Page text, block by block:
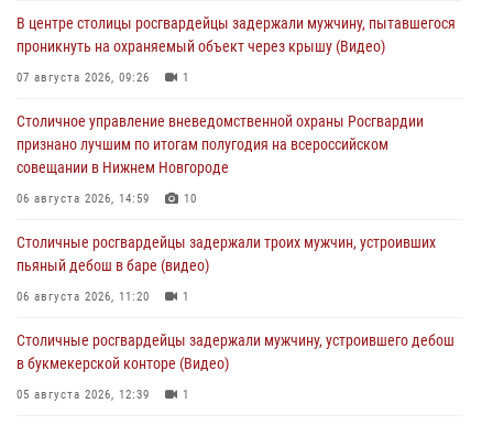
В центре столицы росгвардейцы задержали мужчину, пытавшегося
проникнуть на охраняемый объект через крышу (Видео)
07 августа 2026, 09:26 1
Столичное управление вневедомственной охраны Росгвардии
признано лучшим по итогам полугодия на всероссийском
совещании в Нижнем Новгороде
06 августа 2026, 14:59 10
Столичные росгвардейцы задержали троих мужчин, устроивших
пьяный дебош в баре (видео)
06 августа 2026, 11:20 1
Столичные росгвардейцы задержали мужчину, устроившего дебош
в букмекерской конторе (Видео)
05 августа 2026, 12:39 1